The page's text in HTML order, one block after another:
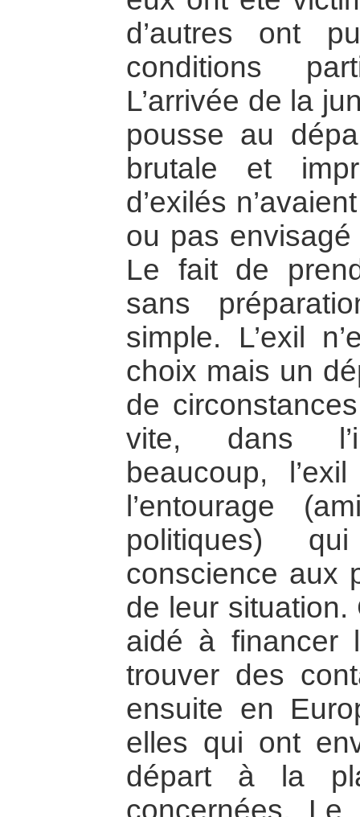
d’autres ont
conditions
L’arrivée de la
pousse au
brutale et
d’exilés
ou pas
Le fait de
sans
simple. L’exil
choix mais un
de
vite, dans
beaucoup,
l’entourage
politiques)
conscience aux
de leur situation.
aidé à financer
trouver des
ensuite en
elles qui ont
départ à la
concernées.